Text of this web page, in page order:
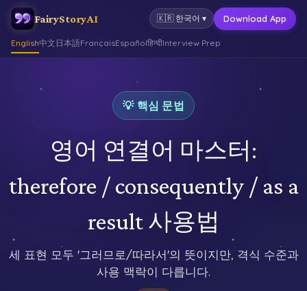
FairyStoryAI 🇰🇷 한국어 ▾ Download App
English中文 日本語FrançaisEspañolहिन्दीInterview Prep
💡 핵심 문법
영어 연결어 마스터:
therefore / consequently / as a
result 사용법
세 표현 모두 '그러므로/따라서'의 뜻이지만, 격식 수준과
사용 맥락이 다릅니다.